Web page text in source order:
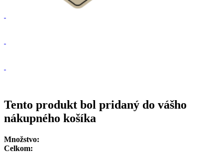
Tento produkt bol pridaný do vášho
nákupného košíka
Množstvo:
Celkom: